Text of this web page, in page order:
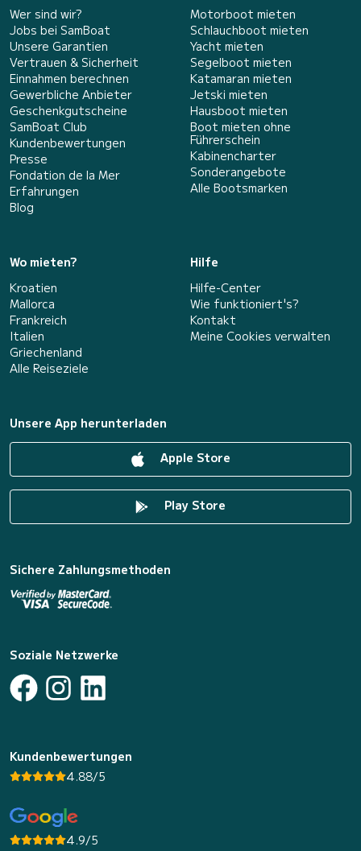
Wer sind wir?
Jobs bei SamBoat
Unsere Garantien
Vertrauen & Sicherheit
Einnahmen berechnen
Gewerbliche Anbieter
Geschenkgutscheine
SamBoat Club
Kundenbewertungen
Presse
Fondation de la Mer
Erfahrungen
Blog
Motorboot mieten
Schlauchboot mieten
Yacht mieten
Segelboot mieten
Katamaran mieten
Jetski mieten
Hausboot mieten
Boot mieten ohne
Führerschein
Kabinencharter
Sonderangebote
Alle Bootsmarken
Wo mieten?
Kroatien
Mallorca
Frankreich
Italien
Griechenland
Alle Reiseziele
Hilfe
Hilfe-Center
Wie funktioniert's?
Kontakt
Meine Cookies verwalten
Unsere App herunterladen
Apple Store
Play Store
Sichere Zahlungsmethoden
Soziale Netzwerke
Kundenbewertungen
4.88/5
4.9/5